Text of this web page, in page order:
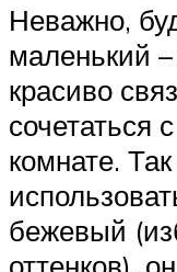
Неважно,
маленький
красиво
сочетаться
комнате.
бежевый
оттенков),